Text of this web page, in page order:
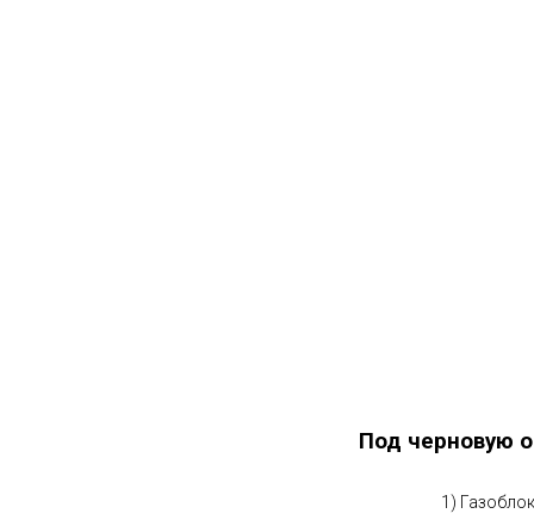
Под черновую
1) Газоблок